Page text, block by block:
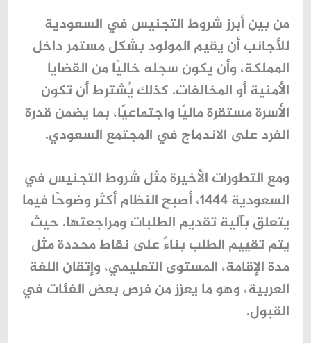
من بين أبرزشروط التجنيس في السعودية
للأجانبأن يقيم المولود بشكل مستمر داخل
المملكة، وأن يكون سجله خاليًا من القضايا
الأمنية أو المخالفات. كذلك يُشترط أن تكون
الأسرة مستقرة ماليًا واجتماعيًا، بما يضمن قدرة
الفرد على الاندماج في المجتمع السعودي.
ومع التطورات الأخيرة مثل شروط التجنيس في
السعودية 1444، أصبح النظام أكثر وضوحًا فيما
يتعلق بآلية تقديم الطلبات ومراجعتها. حيث
يتم تقييم الطلب بناءً على نقاط محددة مثل
مدة الإقامة، المستوى التعليمي، وإتقان اللغة
العربية، وهو ما يعزز من فرص بعض الفئات في
القبول.